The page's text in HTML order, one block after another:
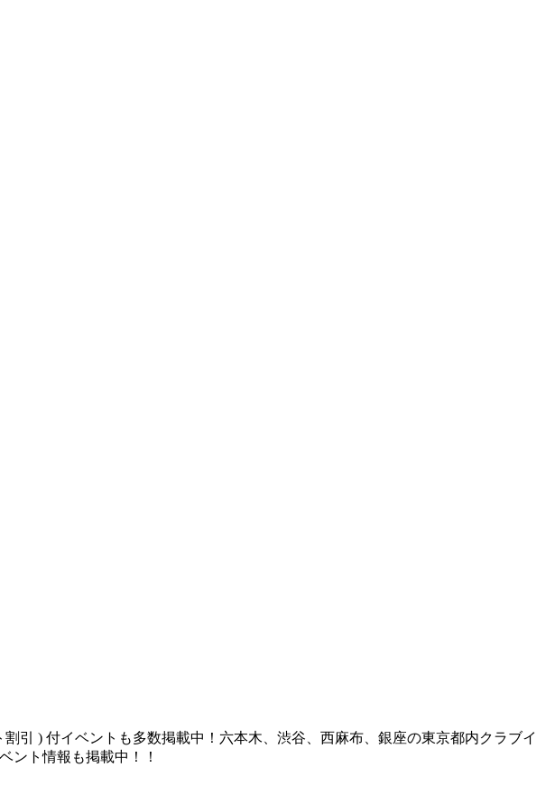
引 ) 付イベントも多数掲載中！六本木、渋谷、西麻布、銀座の東京都内クラブイ
ント情報も掲載中！！